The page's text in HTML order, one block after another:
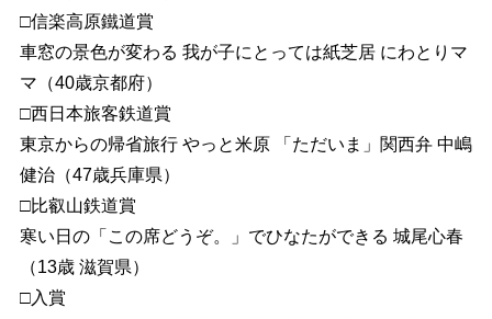
□信楽高原鐵道賞
車窓の景色が変わる 我が子にとっては紙芝居 にわとりマ
マ（40歳京都府）
□西日本旅客鉄道賞
東京からの帰省旅行 やっと米原 「ただいま」関西弁 中嶋
健治（47歳兵庫県）
□比叡山鉄道賞
寒い日の「この席どうぞ。」でひなたができる 城尾心春
（13歳 滋賀県）
□入賞